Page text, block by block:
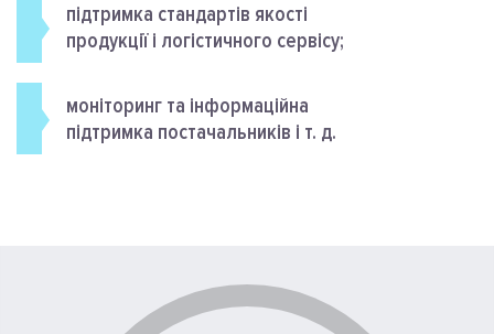
підтримка стандартів якості
продукції і логістичного сервісу;
моніторинг та інформаційна
підтримка постачальників і т. д.